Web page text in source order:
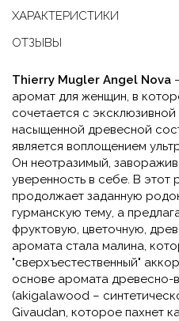
ХАРАКТЕРИСТИКИ
ОТЗЫВЫ
Thierry Mugler Angel Nova
аромат для женщин, в
сочетается с эксклюзивной
насыщенной древесной
является воплощением
Он неотразимый,
уверенность в себе. В этот
продолжает заданную
гурманскую тему, а
фруктовую, цветочную,
аромата стала малина,
"сверхъестественный"
основе аромата древесно-
(akigalawood –
Givaudan, которое пахнет